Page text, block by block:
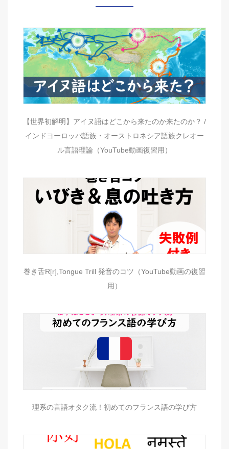
【世界初解明】アイヌ語はどこから来たのか来たのか？ /
インドヨーロッパ語族・オーストロネシア語族クレオー
ル言語理論（YouTube動画復習用）
巻き舌R[r],Tongue Trill 発音のコツ（YouTube動画の復習
用）
理系の言語オタク流！初めてのフランス語の学び方